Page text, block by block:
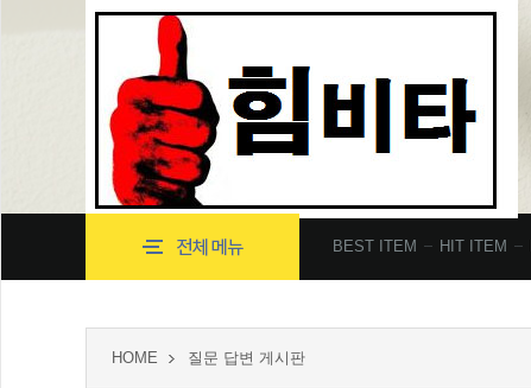
BEST ITEM HIT ITEM
HOME 질문 답변 게시판